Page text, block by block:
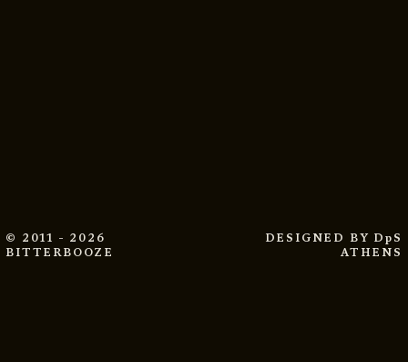
© 2011 - 2026
BITTERBOOZE
DESIGNED BY DpS
ATHENS